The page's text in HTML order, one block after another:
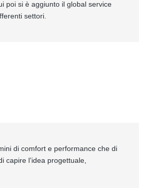
poi si è aggiunto il global service
settori.
di comfort e performance che di
l’idea progettuale,